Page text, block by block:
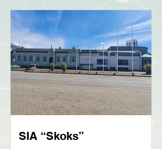
SIA “Skoks”